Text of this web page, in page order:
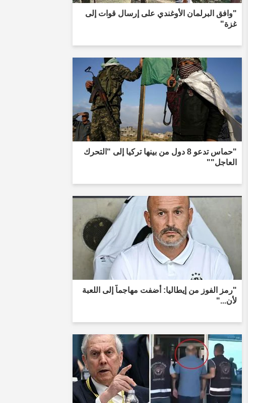
"وافق البرلمان الأوغندي على إرسال قوات إلى
غزة"
"حماس تدعو 8 دول من بينها تركيا إلى "التحرك
العاجل""
"رمز الفوز من إيطاليا: أضفت مهاجماً إلى اللعبة
لأن..."